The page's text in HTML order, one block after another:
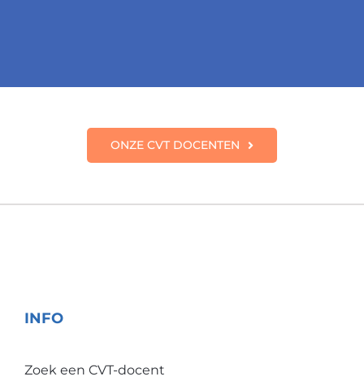
ONZE CVT DOCENTEN
INFO
Zoek een CVT-docent